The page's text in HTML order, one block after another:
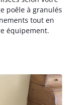
poêle à granulés
tout en
équipement.